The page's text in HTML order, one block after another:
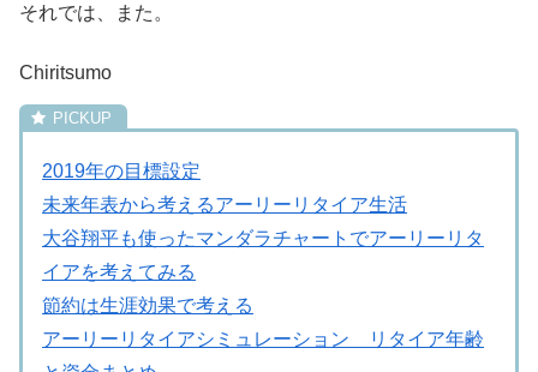
それでは、また。
Chiritsumo
2019年の目標設定
未来年表から考えるアーリーリタイア生活
大谷翔平も使ったマンダラチャートでアーリーリタ
イアを考えてみる
節約は生涯効果で考える
アーリーリタイアシミュレーション リタイア年齢